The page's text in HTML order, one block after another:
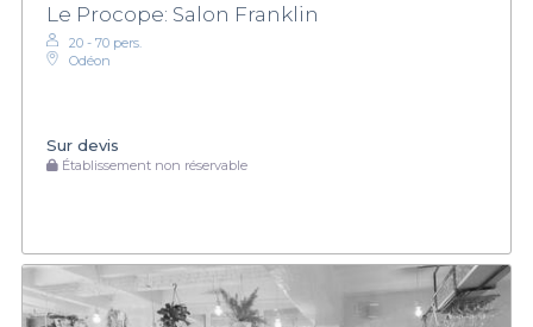
Le Procope: Salon Franklin
20 - 70 pers.
Odéon
Sur devis
Établissement non réservable